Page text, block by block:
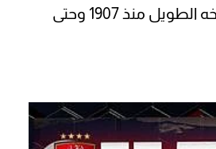
حصدًا للبطولات على مستوى العالم حيث توج بـ154 بطولة عبر تاريخه الطويل منذ 1907 وحتى